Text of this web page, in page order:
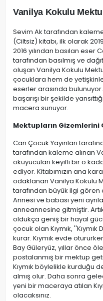
Vanilya Kokulu
Sevim Ak tarafından
(Ciltsiz) kitabı, ilk olarak
2016 yılından basılan eser
tarafından basılmış ve
oluşan Vanilya Kokulu
çocuklara hem de
eserler arasında
başarışı bir şekilde
macera sunuyor.
Mektupların Gizemlerini
Can Çocuk Yayınları
tarafından kaleme alınan
okuyucuları keyifli bir o
ediyor. Kitabımızın ana
odaklanan Vanilya Kokulu
tarafından büyük ilgi gören
Annesi ve babası yeni
anneannesine gitmiştir.
oldukça geniş bir hayal
çocuk olan Kıymık,
kurar. Kıymık evde
Bay Güleryüz, yıllar önce
postalanmış bir mektup
Kıymık böylelikle kurduğu
almış olur. Daha sonra
yeni bir maceraya atılan
olacaksınız.